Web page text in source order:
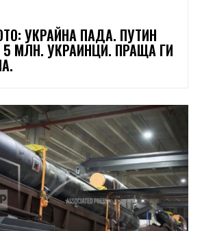
УКРАЙНА ПАДА. ПУТИН
МЛН. УКРАИНЦИ. ПРАЩА ГИ